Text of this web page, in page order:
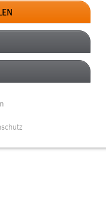
Funktion der